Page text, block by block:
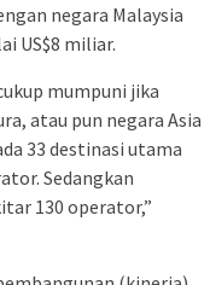
negara Malaysia
US$8 miliar.
mumpuni jika
atau pun negara Asia
33 destinasi utama
Sedangkan
130 operator,”